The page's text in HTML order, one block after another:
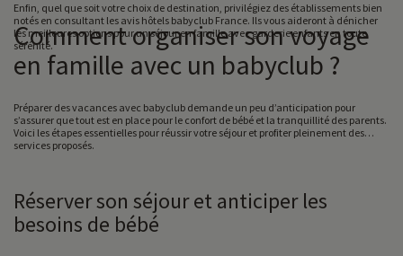
Enfin, quel que soit votre choix de destination, privilégiez des établissements bien
notés en consultant les avis hôtels babyclub France. Ils vous aideront à dénicher
les meilleures options pour un séjour en famille avec garderie enfants en toute
sérénité.
Comment organiser son voyage
en famille avec un babyclub ?
Préparer des vacances avec babyclub demande un peu d’anticipation pour
s’assurer que tout est en place pour le confort de bébé et la tranquillité des parents.
Voici les étapes essentielles pour réussir votre séjour et profiter pleinement des
services proposés.
Réserver son séjour et anticiper les
besoins de bébé